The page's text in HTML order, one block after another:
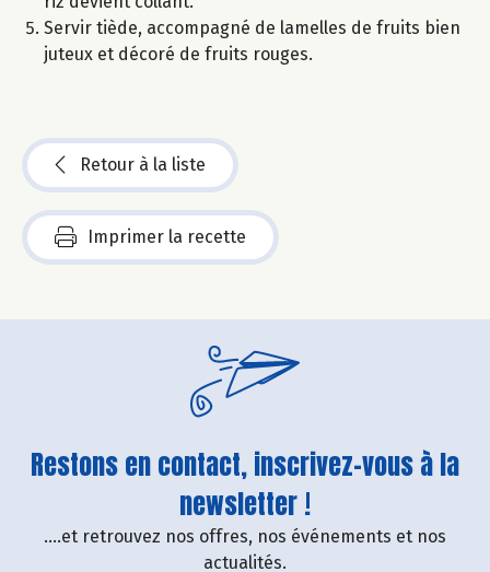
Servir tiède, accompagné de lamelles de fruits bien
juteux et décoré de fruits rouges.
Retour à la liste
Imprimer la recette
Restons en contact, inscrivez-vous à la
newsletter !
....et retrouvez nos offres, nos événements et nos
actualités.